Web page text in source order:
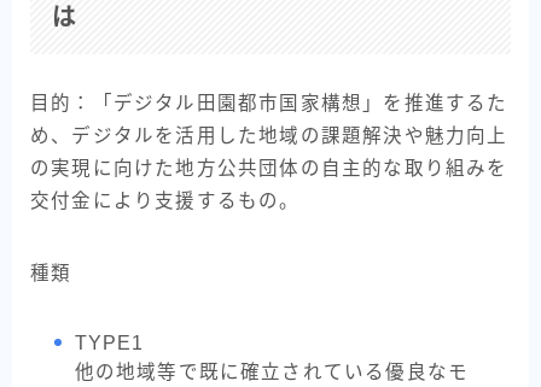
は
目的：「デジタル田園都市国家構想」を推進するた
め、デジタルを活用した地域の課題解決や魅力向上
の実現に向けた地方公共団体の自主的な取り組みを
交付金により支援するもの。
種類
TYPE1
他の地域等で既に確立されている優良なモ